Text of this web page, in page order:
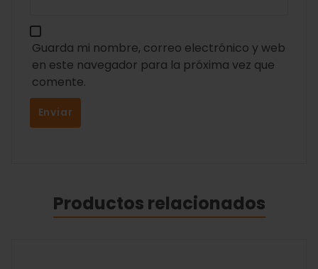
Guarda mi nombre, correo electrónico y web
en este navegador para la próxima vez que
comente.
Productos relacionados